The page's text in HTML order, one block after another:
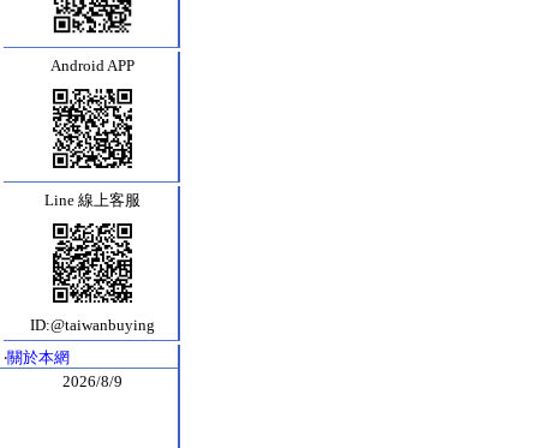
Android APP
Line 線上客服
ID:@taiwanbuying
‧關於本網
2026/8/9